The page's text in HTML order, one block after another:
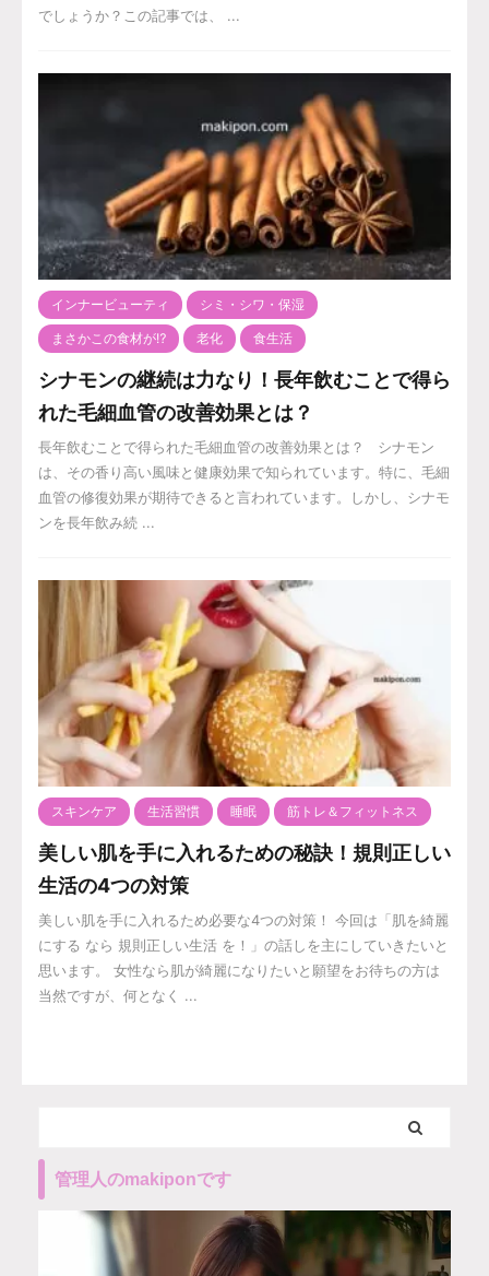
でしょうか？この記事では、 ...
インナービューティ シミ・シワ・保湿
まさかこの食材が⁉️ 老化 食生活
シナモンの継続は力なり！長年飲むことで得ら
れた毛細血管の改善効果とは？
長年飲むことで得られた毛細血管の改善効果とは？ シナモン
は、その香り高い風味と健康効果で知られています。特に、毛細
血管の修復効果が期待できると言われています。しかし、シナモ
ンを長年飲み続 ...
スキンケア 生活習慣 睡眠 筋トレ＆フィットネス
美しい肌を手に入れるための秘訣！規則正しい
生活の4つの対策
美しい肌を手に入れるため必要な4つの対策！ 今回は「肌を綺麗
にする なら 規則正しい生活 を！」の話しを主にしていきたいと
思います。 女性なら肌が綺麗になりたいと願望をお待ちの方は
当然ですが、何となく ...
管理人のmakiponです